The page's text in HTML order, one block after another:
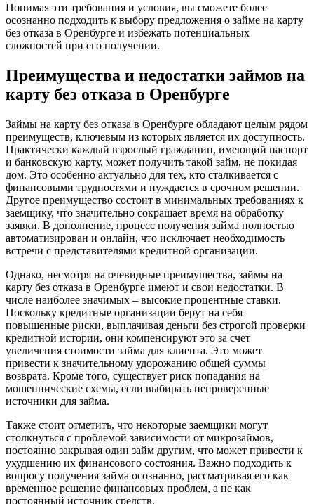
Понимая эти требования и условия, вы сможете более
осознанно подходить к выбору предложения о займе на карту
без отказа в Оренбурге и избежать потенциальных
сложностей при его получении.
Преимущества и недостатки займов на
карту без отказа в Оренбурге
Займы на карту без отказа в Оренбурге обладают целым рядом
преимуществ, ключевым из которых является их доступность.
Практически каждый взрослый гражданин, имеющий паспорт
и банковскую карту, может получить такой займ, не покидая
дом. Это особенно актуально для тех, кто сталкивается с
финансовыми трудностями и нуждается в срочном решении.
Другое преимущество состоит в минимальных требованиях к
заемщику, что значительно сокращает время на обработку
заявки. В дополнение, процесс получения займа полностью
автоматизирован и онлайн, что исключает необходимость
встречи с представителями кредитной организации.
Однако, несмотря на очевидные преимущества, займы на
карту без отказа в Оренбурге имеют и свои недостатки. В
числе наиболее значимых – высокие процентные ставки.
Поскольку кредитные организации берут на себя
повышенные риски, выплачивая деньги без строгой проверки
кредитной истории, они компенсируют это за счет
увеличения стоимости займа для клиента. Это может
привести к значительному удорожанию общей суммы
возврата. Кроме того, существует риск попадания на
мошеннические схемы, если выбирать непроверенные
источники для займа.
Также стоит отметить, что некоторые заемщики могут
столкнуться с проблемой зависимости от микрозаймов,
постоянно закрывая один займ другим, что может привести к
ухудшению их финансового состояния. Важно подходить к
вопросу получения займа осознанно, рассматривая его как
временное решение финансовых проблем, а не как
постоянный источник средств.